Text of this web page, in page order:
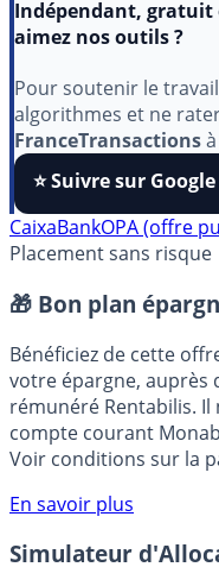
Indépendant, gratuit
Pour soutenir le
algorithmes et ne
FranceTransactionsà
⭐️ Suivre sur Google
CaixaBankOPA (offre
Placement sans risque
🎁 Bon plan
Bénéficiez de cette
votre épargne, auprès
rémunéré Rentabilis. Il
compte courant
Voir conditions sur la
En savoir plus